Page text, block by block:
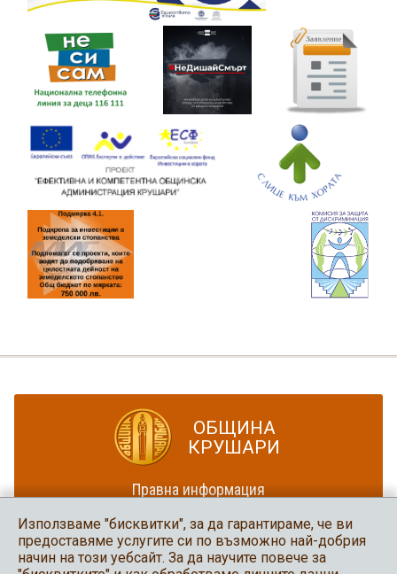
ОБЩИНА
КРУШАРИ
Правна информация
Карта на сайта
Община Крушари
Използваме "бисквитки", за да гарантираме, че ви
предоставяме услугите си по възможно най-добрия
начин на този уебсайт. За да научите повече за